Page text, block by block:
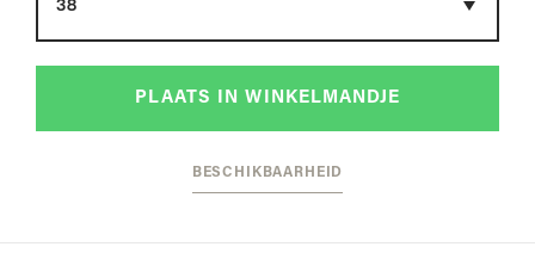
PLAATS IN WINKELMANDJE
BESCHIKBAARHEID